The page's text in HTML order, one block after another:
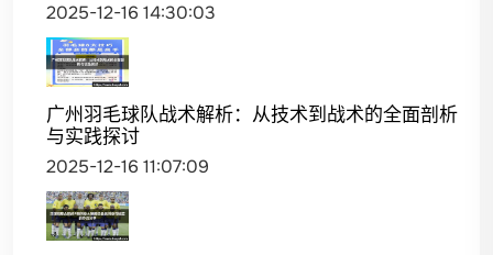
2025-12-16 14:30:03
广州羽毛球队战术解析：从技术到战术的全面剖析
与实践探讨
2025-12-16 11:07:09